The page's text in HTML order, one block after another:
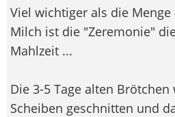
Viel wichtiger als die
Milch ist die "Zeremonie"
Mahlzeit ...
Die 3-5 Tage alten
Scheiben geschnitten und